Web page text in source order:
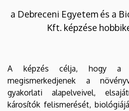
a Debreceni Egyetem és a
Kft. képzése
A képzés célja, hogy a
megismerkedjenek a
gyakorlati alapelveivel,
károsítók felismerését,